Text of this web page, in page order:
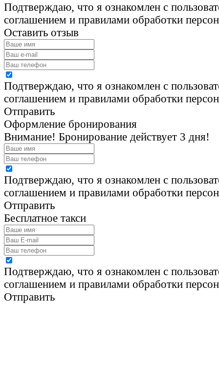
Подтверждаю, что я ознакомлен с
соглашением и правилами обработки
Оставить отзыв
Подтверждаю, что я ознакомлен с
соглашением и правилами обработки
Отправить
Оформление бронирования
Внимание! Бронирование действует 3 дня!
Подтверждаю, что я ознакомлен с
соглашением и правилами обработки
Отправить
Бесплатное такси
Подтверждаю, что я ознакомлен с
соглашением и правилами обработки
Отправить